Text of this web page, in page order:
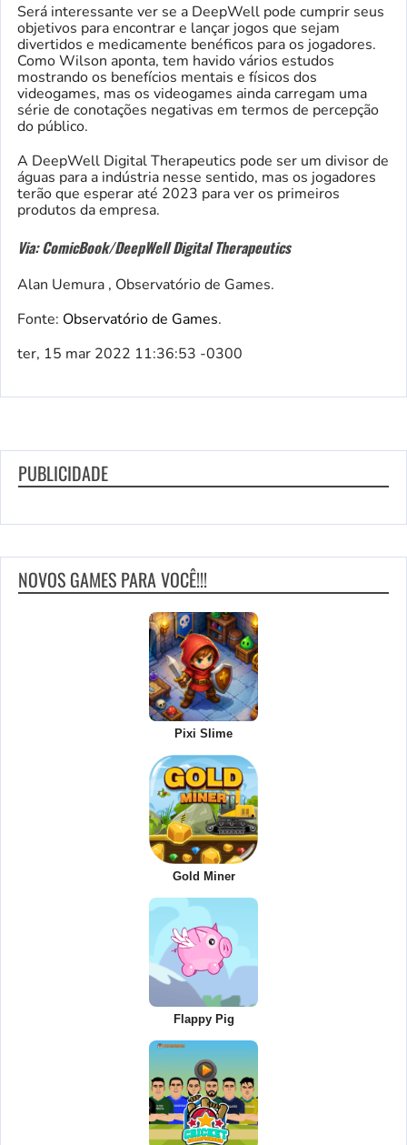
Será interessante ver se a DeepWell pode cumprir seus
objetivos para encontrar e lançar jogos que sejam
divertidos e medicamente benéficos para os jogadores.
Como Wilson aponta, tem havido vários estudos
mostrando os benefícios mentais e físicos dos
videogames, mas os videogames ainda carregam uma
série de conotações negativas em termos de percepção
do público.
A DeepWell Digital Therapeutics pode ser um divisor de
águas para a indústria nesse sentido, mas os jogadores
terão que esperar até 2023 para ver os primeiros
produtos da empresa.
Via: ComicBook/DeepWell Digital Therapeutics
Alan Uemura , Observatório de Games.
Fonte: Observatório de Games.
ter, 15 mar 2022 11:36:53 -0300
PUBLICIDADE
NOVOS GAMES PARA VOCÊ!!!
Pixi Slime
Gold Miner
Flappy Pig